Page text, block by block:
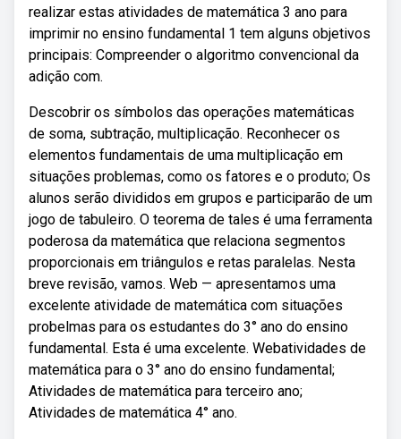
realizar estas atividades de matemática 3 ano para
imprimir no ensino fundamental 1 tem alguns objetivos
principais: Compreender o algoritmo convencional da
adição com.
Descobrir os símbolos das operações matemáticas
de soma, subtração, multiplicação. Reconhecer os
elementos fundamentais de uma multiplicação em
situações problemas, como os fatores e o produto; Os
alunos serão divididos em grupos e participarão de um
jogo de tabuleiro. O teorema de tales é uma ferramenta
poderosa da matemática que relaciona segmentos
proporcionais em triângulos e retas paralelas. Nesta
breve revisão, vamos. Web — apresentamos uma
excelente atividade de matemática com situações
probelmas para os estudantes do 3° ano do ensino
fundamental. Esta é uma excelente. Webatividades de
matemática para o 3° ano do ensino fundamental;
Atividades de matemática para terceiro ano;
Atividades de matemática 4° ano.